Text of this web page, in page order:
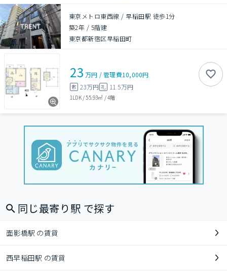
東京メトロ東西線 / 早稲田駅 徒歩1分
築2年 / 5階建
東京都新宿区早稲田町
23 万円 /管理費10,000円
敷 23万円 礼 11.5万円
1LDK/55.93㎡ /4階
同じ最寄り駅 で探す
面影橋駅 の賃貸
西早稲田駅 の賃貸